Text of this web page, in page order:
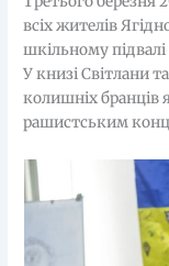
всіх жителів
шкільному підвалі
У книзі Світлани
колишніх бранців
рашистським